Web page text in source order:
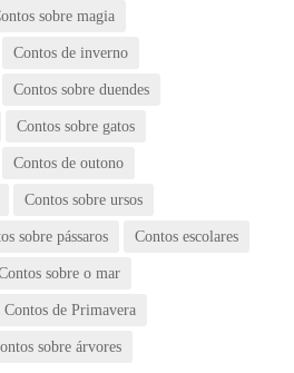
sobre magia
Contos de inverno
Contos sobre duendes
Contos sobre gatos
Contos de outono
Contos sobre ursos
sobre pássaros Contos escolares
sobre o mar
Contos de Primavera
sobre árvores